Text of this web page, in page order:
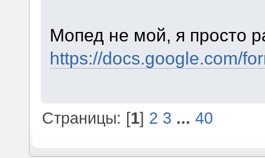
Мопед не мой, я просто
https://docs.google.com/
Страницы: [1] 2 3 ...40